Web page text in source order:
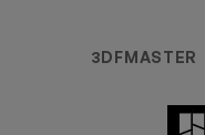
3DFMASTER